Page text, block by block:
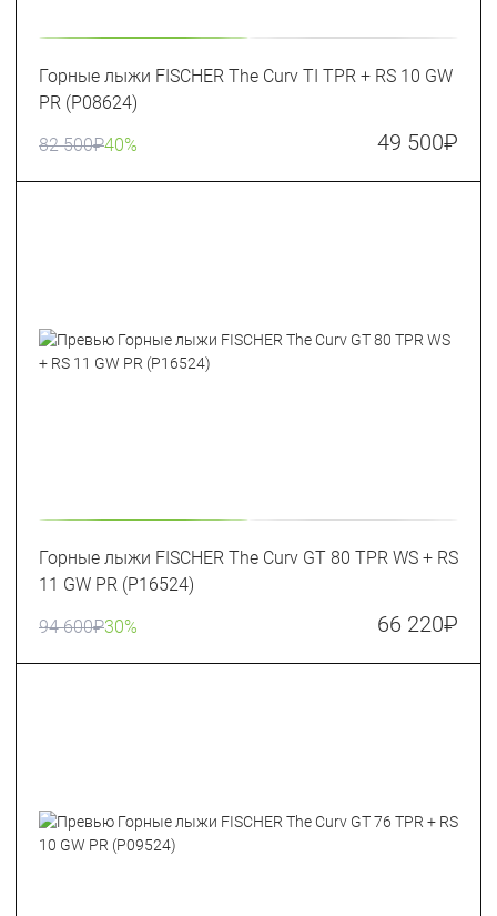
Горные лыжи FISCHER The Curv TI TPR + RS 10 GW
PR (P08624)
82 500₽40% 49 500₽
Горные лыжи FISCHER The Curv GT 80 TPR WS + RS
11 GW PR (P16524)
94 600₽30% 66 220₽